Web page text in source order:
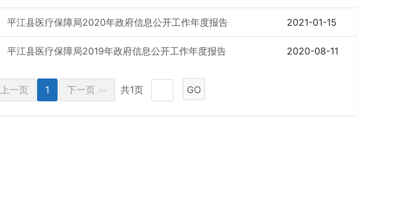
平江县医疗保障局2020年政府信息公开工作年度报告 2021-01-15
平江县医疗保障局2019年政府信息公开工作年度报告 2020-08-11
上一页 1 下一页 >> 共1页 GO